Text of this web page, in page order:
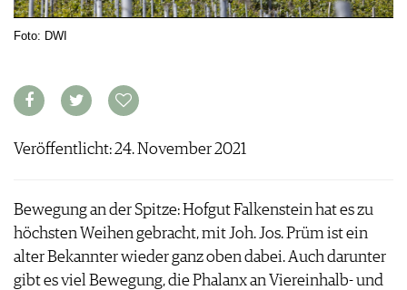
VORTEILSWELT
ARCHIV
AWARDS
GEWINNSPIELE
ABO
WEINSUCHE
NEWSLETTER
WINE TRADE CLUB
Foto: DWI
Veröffentlicht: 24. November 2021
Bewegung an der Spitze: Hofgut Falkenstein hat es zu
höchsten Weihen gebracht, mit Joh. Jos. Prüm ist ein
alter Bekannter wieder ganz oben dabei. Auch darunter
gibt es viel Bewegung, die Phalanx an Viereinhalb- und